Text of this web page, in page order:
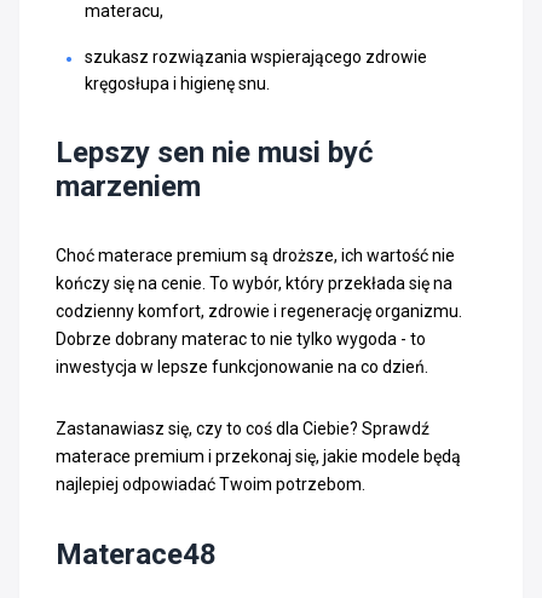
materacu,
szukasz rozwiązania wspierającego zdrowie
kręgosłupa i higienę snu.
Lepszy sen nie musi być
marzeniem
Choć materace premium są droższe, ich wartość nie
kończy się na cenie. To wybór, który przekłada się na
codzienny komfort, zdrowie i regenerację organizmu.
Dobrze dobrany materac to nie tylko wygoda - to
inwestycja w lepsze funkcjonowanie na co dzień.
Zastanawiasz się, czy to coś dla Ciebie? Sprawdź
materace premium i przekonaj się, jakie modele będą
najlepiej odpowiadać Twoim potrzebom.
Materace48